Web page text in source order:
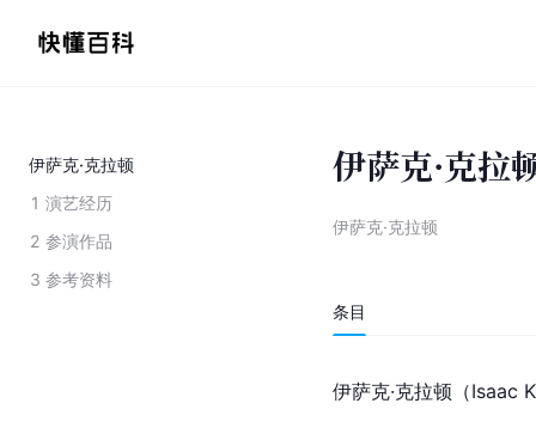
伊萨克·克拉顿
1 演艺经历
2 参演作品
3 参考资料
伊萨克·克拉
伊萨克·克拉顿
条目
伊萨克·克拉顿（Isaac